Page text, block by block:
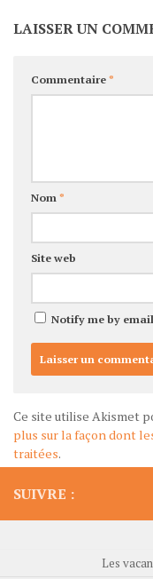
LAISSER UN
Commentaire*
Nom*
Site web
Notify me by
Ce site utilise Akismet
plus sur la façon dont
traitées.
SUIVRE :
Les